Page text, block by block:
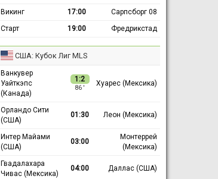
Викинг
17:00
Сарпсборг 08
Старт
19:00 Фредрикстад
США: Кубок Лиг MLS
Ванкувер
Уайткэпс
(Канада)
1:2
86 ′
Хуарес (Мексика)
Орландо Сити
(США)
01:30 Леон (Мексика)
Интер Майами
(США)
03:00
Монтеррей
(Мексика)
Гвадалахара
Чивас (Мексика)
04:00 Даллас (США)